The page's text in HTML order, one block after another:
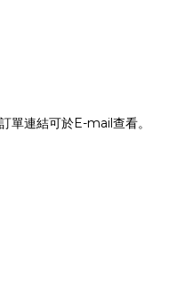
單連結可於E-mail查看。